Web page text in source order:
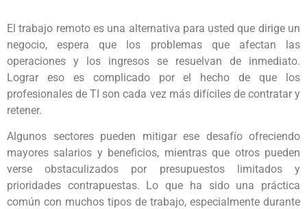
El trabajo remoto es una alternativa para usted que dirige un
negocio, espera que los problemas que afectan las
operaciones y los ingresos se resuelvan de inmediato.
Lograr eso es complicado por el hecho de que los
profesionales de TI son cada vez más difíciles de contratar y
retener.
Algunos sectores pueden mitigar ese desafío ofreciendo
mayores salarios y beneficios, mientras que otros pueden
verse obstaculizados por presupuestos limitados y
prioridades contrapuestas. Lo que ha sido una práctica
común con muchos tipos de trabajo, especialmente durante